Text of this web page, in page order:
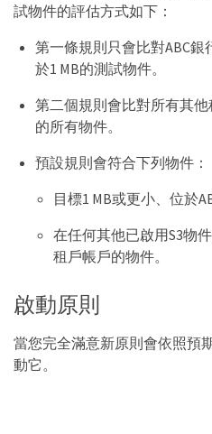
試物件的評估方式如下：
第一條規則只會比對ABC
於1 MB的測試物件。
第二個規則會比對所有其
的所有物件。
預設規則會符合下列物件：
目標1 MB或更小、位於
在任何其他已啟用S3物
租戶帳戶的物件。
啟動原則
當您完全滿意新原則會依照預
動它。